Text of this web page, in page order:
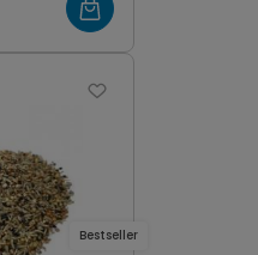
Bestseller